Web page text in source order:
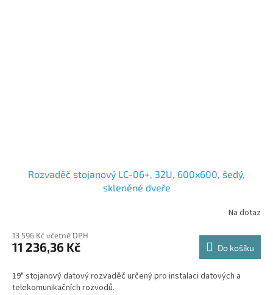
Rozvaděč stojanový LC-06+, 32U, 600x600, šedý,
skleněné dveře
Na dotaz
13 596 Kč včetně DPH
11 236,36 Kč Do košíku
19" stojanový datový rozvaděč určený pro instalaci datových a
telekomunikačních rozvodů.